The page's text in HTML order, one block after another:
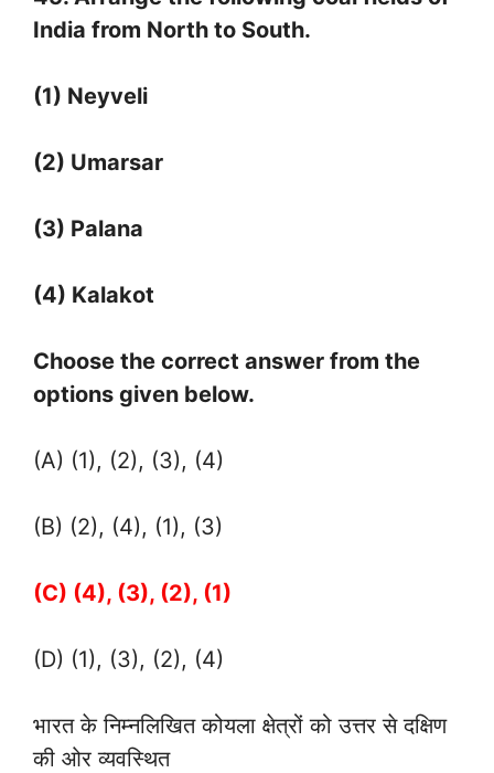
India from North to South.
(1) Neyveli
(2) Umarsar
(3) Palana
(4) Kalakot
Choose the correct answer from the
options given below.
(A) (1), (2), (3), (4)
(B) (2), (4), (1), (3)
(C) (4), (3), (2), (1)
(D) (1), (3), (2), (4)
भारत के निम्नलिखित कोयला क्षेत्रों को उत्तर से दक्षिण
की ओर व्यवस्थित